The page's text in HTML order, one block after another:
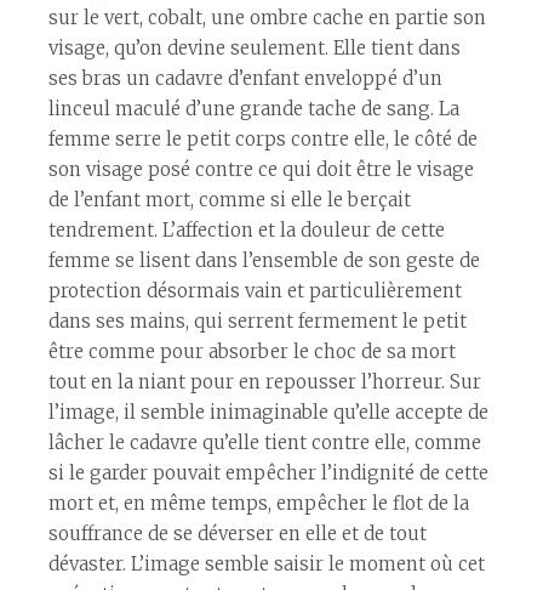
sur le vert, cobalt, une ombre cache en partie son
visage, qu’on devine seulement. Elle tient dans
ses bras un cadavre d’enfant enveloppé d’un
linceul maculé d’une grande tache de sang. La
femme serre le petit corps contre elle, le côté de
son visage posé contre ce qui doit être le visage
de l’enfant mort, comme si elle le berçait
tendrement. L’affection et la douleur de cette
femme se lisent dans l’ensemble de son geste de
protection désormais vain et particulièrement
dans ses mains, qui serrent fermement le petit
être comme pour absorber le choc de sa mort
tout en la niant pour en repousser l’horreur. Sur
l’image, il semble inimaginable qu’elle accepte de
lâcher le cadavre qu’elle tient contre elle, comme
si le garder pouvait empêcher l’indignité de cette
mort et, en même temps, empêcher le flot de la
souffrance de se déverser en elle et de tout
dévaster. L’image semble saisir le moment où cet